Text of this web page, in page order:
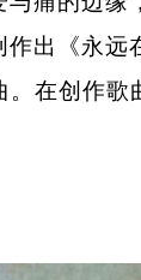
出《永远
在创作歌